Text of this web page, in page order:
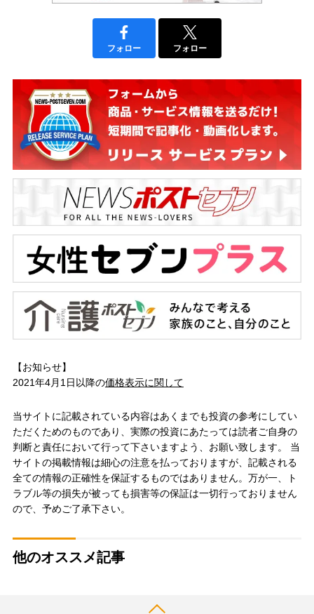
フォロー フォロー
【お知らせ】
2021年4月1日以降の価格表示に関して
当サイトに記載されている内容はあくまでも投資の参考にしてい
ただくためのものであり、実際の投資にあたっては読者ご自身の
判断と責任において行って下さいますよう、お願い致します。 当
サイトの掲載情報は細心の注意を払っておりますが、記載される
全ての情報の正確性を保証するものではありません。万が一、ト
ラブル等の損失が被っても損害等の保証は一切行っておりません
ので、予めご了承下さい。
他のオススメ記事